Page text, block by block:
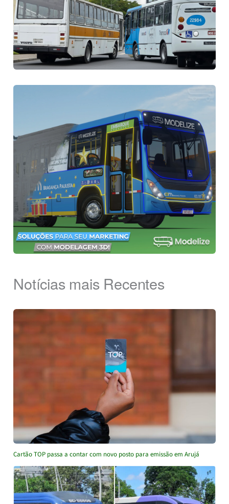
Notícias mais Recentes
Cartão TOP passa a contar com novo posto para emissão em Arujá